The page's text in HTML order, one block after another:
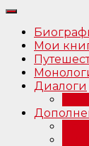
Мои
Диалоги